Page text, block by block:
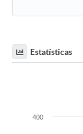
Estatísticas
400